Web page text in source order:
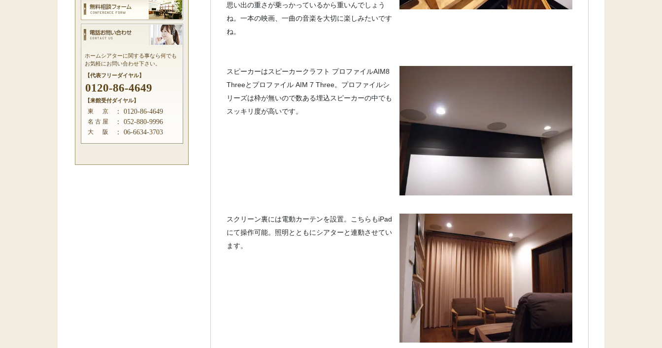
ホームシアターに関する事なら何でも
お気軽にお問い合わせ下さい。
【代表フリーダイヤル】
0120-86-4649
【来館受付ダイヤル】
東 京 ： 0120-86-4649
名 古 屋 ： 052-880-9996
大 阪 ： 06-6634-3703
思い出の重さが乗っかっているから重いんでしょう
ね。一本の映画、一曲の音楽を大切に楽しみたいです
ね。
スピーカーはスピーカークラフト プロファイルAIM8
Threeとプロファイル AIM 7 Three。プロファイルシ
リーズは枠が無いので数ある埋込スピーカーの中でも
スッキリ度が高いです。
スクリーン裏には電動カーテンを設置。こちらもiPad
にて操作可能。照明とともにシアターと連動させてい
ます。